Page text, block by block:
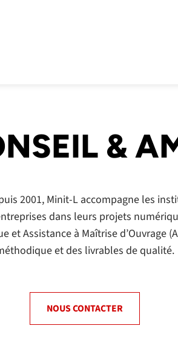
&
2001, Minit-L accompagne les
dans leurs projets
et Assistance à Maîtrise d’Ouvrage
et des livrables de qualité.
NOUS CONTACTER